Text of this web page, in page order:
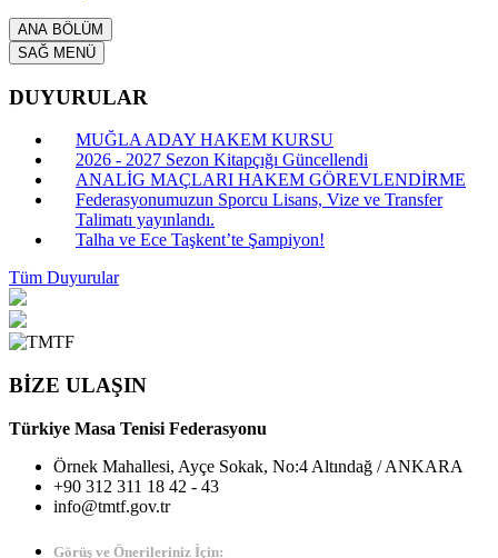
ANA BÖLÜM
SAĞ MENÜ
DUYURULAR
MUĞLA ADAY HAKEM KURSU
2026 - 2027 Sezon Kitapçığı Güncellendi
ANALİG MAÇLARI HAKEM GÖREVLENDİRME
Federasyonumuzun Sporcu Lisans, Vize ve Transfer
Talimatı yayınlandı.
Talha ve Ece Taşkent’te Şampiyon!
Tüm Duyurular
BİZE ULAŞIN
Türkiye Masa Tenisi Federasyonu
Örnek Mahallesi, Ayçe Sokak, No:4 Altındağ / ANKARA
+90 312 311 18 42 - 43
info@tmtf.gov.tr
Görüş ve Önerileriniz İçin: